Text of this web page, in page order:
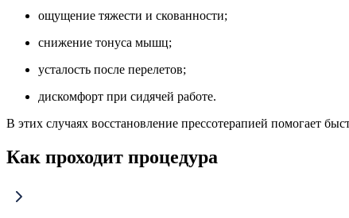
ощущение тяжести и скованности;
снижение тонуса мышц;
усталость после перелетов;
дискомфорт при сидячей работе.
В этих случаях восстановление прессотерапией помогает
Как проходит процедура